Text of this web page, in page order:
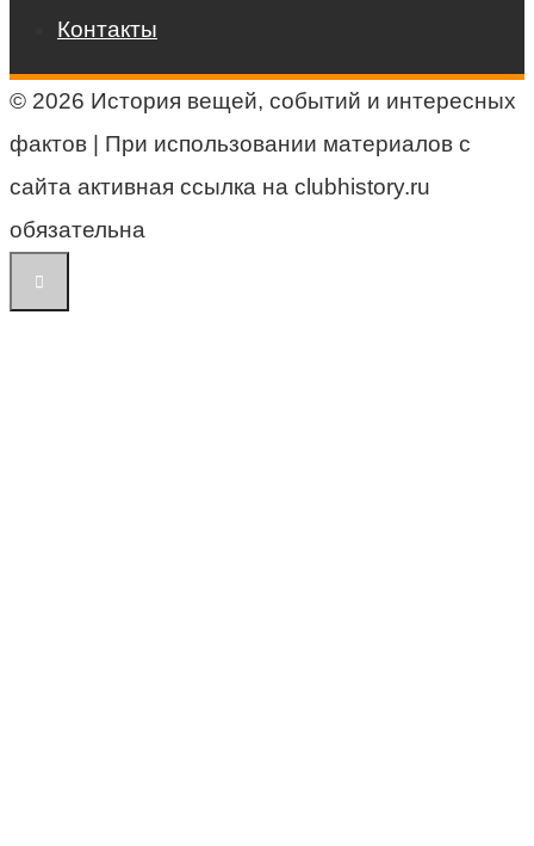
Контакты
© 2026 История вещей, событий и интересных
фактов | При использовании материалов с
сайта активная ссылка на clubhistory.ru
обязательна